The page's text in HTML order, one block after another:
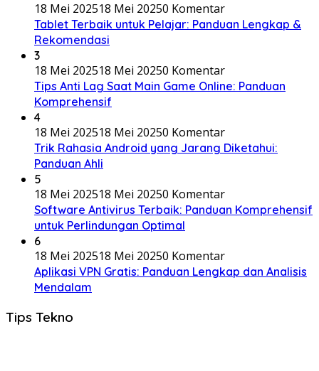
18 Mei 202518 Mei 20250 Komentar
Tablet Terbaik untuk Pelajar: Panduan Lengkap &
Rekomendasi
3
18 Mei 202518 Mei 20250 Komentar
Tips Anti Lag Saat Main Game Online: Panduan
Komprehensif
4
18 Mei 202518 Mei 20250 Komentar
Trik Rahasia Android yang Jarang Diketahui:
Panduan Ahli
5
18 Mei 202518 Mei 20250 Komentar
Software Antivirus Terbaik: Panduan Komprehensif
untuk Perlindungan Optimal
6
18 Mei 202518 Mei 20250 Komentar
Aplikasi VPN Gratis: Panduan Lengkap dan Analisis
Mendalam
Tips Tekno